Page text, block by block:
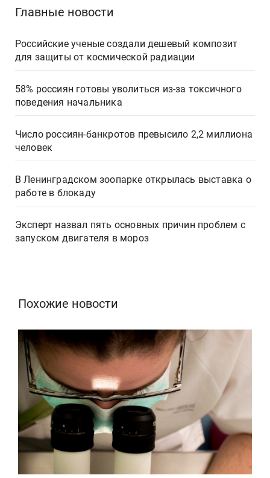
Главные новости
Российские ученые создали дешевый композит
для защиты от космической радиации
58% россиян готовы уволиться из-за токсичного
поведения начальника
Число россиян-банкротов превысило 2,2 миллиона
человек
В Ленинградском зоопарке открылась выставка о
работе в блокаду
Эксперт назвал пять основных причин проблем с
запуском двигателя в мороз
Похожие новости